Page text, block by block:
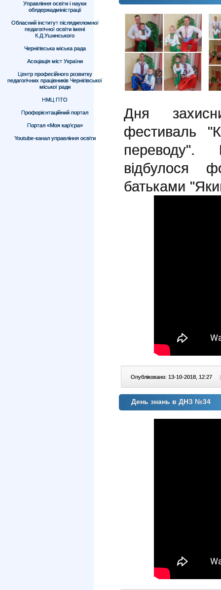
Управління освіти і науки
облдержадміністрації
Обласний інститут післядипломної
педагогічної освіти імені
К.Д.Ушинського
Чернігівська міська рада
Асоціація міст України
Центр професійного розвитку
педагогічних працівників Чернігівської
міської ради
НМЦ ПТО
Профорієнтаційний портал
Портал «Моя кар’єра»
Youtube-канал управління освіти
Дня
фестиваль
переводу".
відбулося
батьками
Опубліковано: 13-10-2018, 12:27 |
День знань в ДНЗ №34